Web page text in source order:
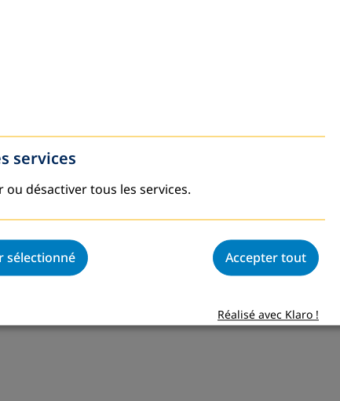
services
désactiver tous les services.
sélectionné Accepter tout
Réalisé avec Klaro !